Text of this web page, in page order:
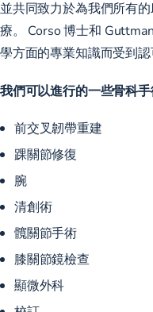
並共同致力於為我們所有
療。 Corso 博士和
學方面的專業知識而受到認
我們可以進行的一些骨科手
前交叉韌帶重建
踝關節修復
腕
清創術
髖關節手術
膝關節鏡檢查
顯微外科